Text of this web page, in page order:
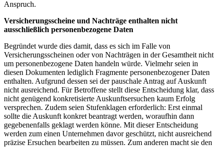
Anspruch.
Versicherungsscheine und Nachträge enthalten nicht
ausschließlich personenbezogene Daten
Begründet wurde dies damit, dass es sich im Falle von
Versicherungsscheinen oder von Nachträgen in der Gesamtheit nicht
um personenbezogene Daten handeln würde. Vielmehr seien in
diesen Dokumenten lediglich Fragmente personenbezogener Daten
enthalten. Aufgrund dessen sei der pauschale Antrag auf Auskunft
nicht ausreichend. Für Betroffene stellt diese Entscheidung klar, dass
nicht genügend konkretisierte Auskunftsersuchen kaum Erfolg
versprechen. Zudem seien Stufenklagen erforderlich: Erst einmal
sollte die Auskunft konkret beantragt werden, woraufhin dann
gegebenenfalls geklagt werden könne. Mit dieser Entscheidung
werden zum einen Unternehmen davor geschützt, nicht ausreichend
präzise Ersuchen bearbeiten zu müssen. Zum anderen macht sie den